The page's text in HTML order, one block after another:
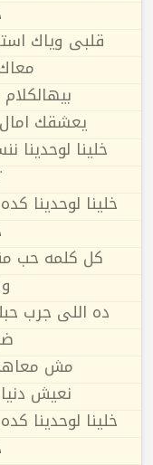
قلبى وياك
يعشقك
خلينا
خلينا لوحدينا
كل كلمه حب
ده اللى جرب
مش
نعيش
خلينا لوحدينا